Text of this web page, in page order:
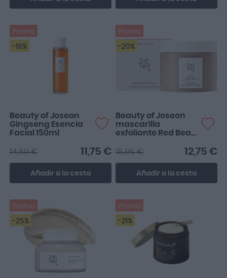
Promo
-19%
Beauty of Joseon
Gingseng Esencia
Facial 150ml
11,75 €
14,50 €
Añadir a la cesta
Promo
-20%
Beauty of Joseon
mascarilla
exfoliante Red Bean
Mask 140ml
12,75 €
15,95 €
Añadir a la cesta
Promo
-25%
Promo
-21%